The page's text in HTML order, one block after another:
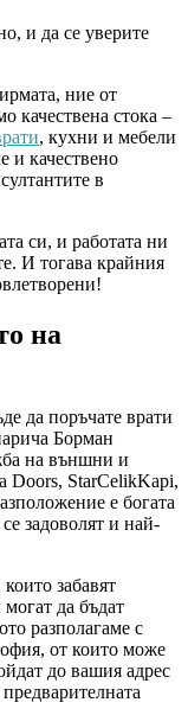
и да се уверите
ние от
качествена стока –
, кухни и мебели
и качествено
в
си, и работата ни
И тогава крайния
на
да поръчате врати
Борман
на външни и
Doors, StarCelikKapi,
е богата
задоволят и най-
забавят
да бъдат
разполагаме с
от които може
до вашия адрес